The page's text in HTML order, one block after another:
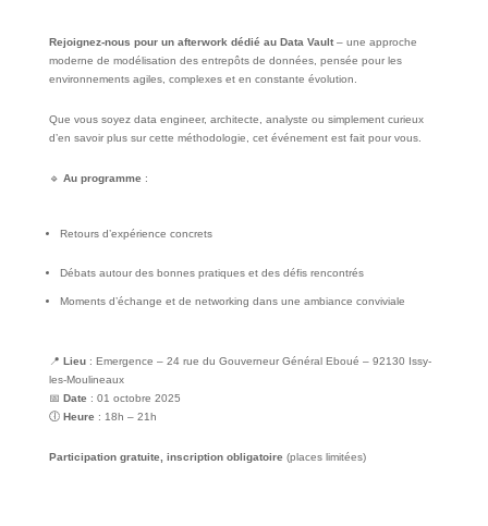
Rejoignez-nous pour un afterwork dédié au Data Vault– une approche
moderne de modélisation des entrepôts de données, pensée pour les
environnements agiles, complexes et en constante évolution.
Que vous soyez data engineer, architecte, analyste ou simplement curieux
d’en savoir plus sur cette méthodologie, cet événement est fait pour vous.
🔹 Au programme :
Retours d’expérience concrets
Débats autour des bonnes pratiques et des défis rencontrés
Moments d’échange et de networking dans une ambiance conviviale
📍 Lieu: Emergence – 24 rue du Gouverneur Général Eboué – 92130 Issy-
les-Moulineaux
📅 Date : 01 octobre 2025
🕕 Heure : 18h – 21h
Participation gratuite, inscription obligatoire (places limitées)